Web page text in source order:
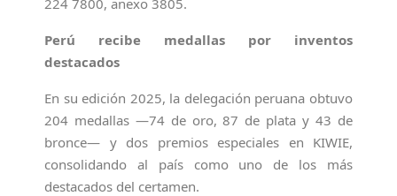
224 7800, anexo 3805.
Perú recibe medallas por inventos
destacados
En su edición 2025, la delegación peruana obtuvo
204 medallas —74 de oro, 87 de plata y 43 de
bronce— y dos premios especiales en KIWIE,
consolidando al país como uno de los más
destacados del certamen.